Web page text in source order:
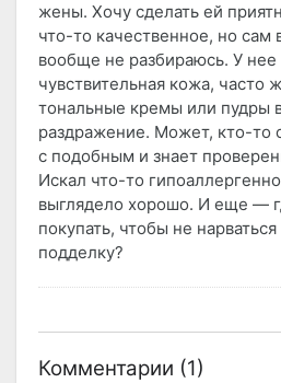
жены. Хочу сделать ей
что-то качественное, но сам
вообще не разбираюсь. У нее
чувствительная кожа, часто
тональные кремы или пудры
раздражение. Может, кто-то
с подобным и знает
Искал что-то
выглядело хорошо. И еще —
покупать, чтобы не нарваться
подделку?
Комментарии (1)